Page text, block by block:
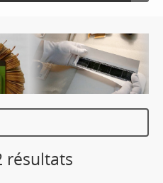
résultats